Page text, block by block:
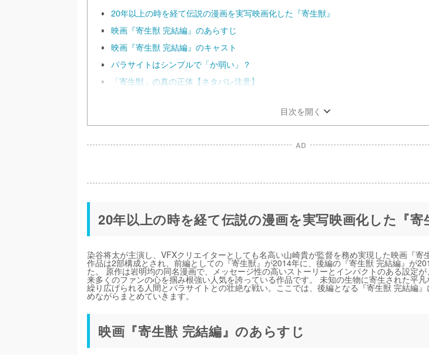
20年以上の時を経て伝説の漫画を実写映画化した『寄生獣』
映画『寄生獣 完結編』のあらすじ
映画『寄生獣 完結編』のキャスト
パラサイトはシンプルで「か弱い」？
「寄生獣」の真の正体【ネタバレ注意】
目次を開く
AD
20年以上の時を経て伝説の漫画を実写映画化した『寄
染谷将太が主演し、VFXクリエイターとしても名高い山崎貴が監督を務め実現した映画『寄
作品は2部構成とされ、前編としての『寄生獣』が2014年に、後編の『寄生獣 完結編』が
た。 原作は岩明均の同名漫画で、メッセージ性の高いストーリーとインパクトのある設定
来多くのファンの心を掴み根強い人気を誇っている作品です。 未知の生物に寄生された平
繰り広げられる人間とパラサイトとの壮絶な戦い。ここでは、後編となる『寄生獣 完結編
めながらまとめていきます。
映画『寄生獣 完結編』のあらすじ